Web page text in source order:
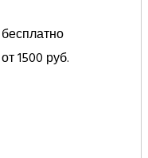
бесплатно
от 1500 руб.